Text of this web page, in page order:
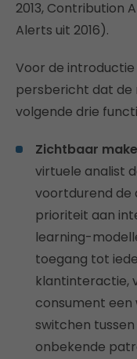
2013, Contribution
Alerts uit 2016).
Voor de
persbericht dat de
volgende drie
Zichtbaar
virtuele analist
voortdurend de
prioriteit aan
learning-
toegang tot
klantinteractie,
consument
switchen
onbekende